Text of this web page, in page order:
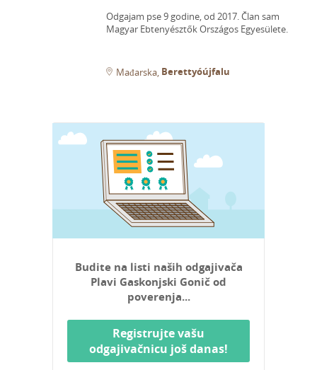
Odgajam pse 9 godine, od 2017.Član sam
Magyar Ebtenyésztők Országos Egyesülete.
Mađarska Berettyóújfalu
Budite na listi naših odgajivača
Plavi Gaskonjski Gonič od
poverenja...
Registrujte vašu
odgajivačnicu još danas!